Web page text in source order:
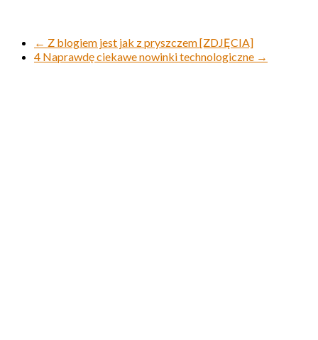
← Z blogiem jest jak z pryszczem [ZDJĘCIA]
4 Naprawdę ciekawe nowinki technologiczne →